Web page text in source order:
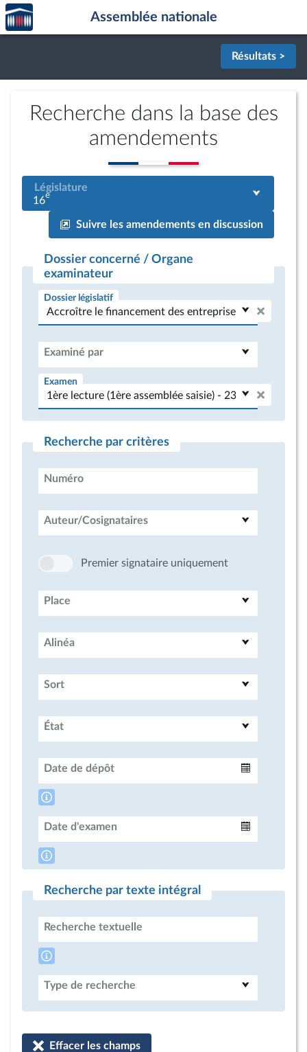
Aller au contenu
Aller en bas de la page
Accèder
à la
page
Assemblée nationale
Résultats >
Recherche dans la base des
amendements
Législature
16e
Suivre les amendements en discussion
Dossier concerné / Organe
examinateur
Dossier législatif
Examiné par
Examen
Recherche par critères
Numéro
Auteur/Cosignataires
Premier signataire uniquement
Place
Alinéa
Sort
État
Date de dépôt
Date d'examen
Recherche par texte intégral
Recherche textuelle
Type de recherche
Effacer les champs